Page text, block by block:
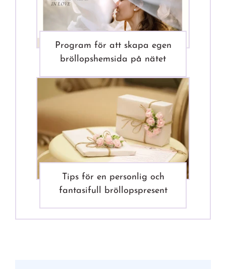
Program för att skapa egen
bröllopshemsida på nätet
Tips för en personlig och
fantasifull bröllopspresent